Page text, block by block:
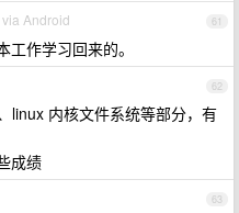
61
Android
作学习回来的。
62
linux 内核文件系统等部分，有
成绩
63